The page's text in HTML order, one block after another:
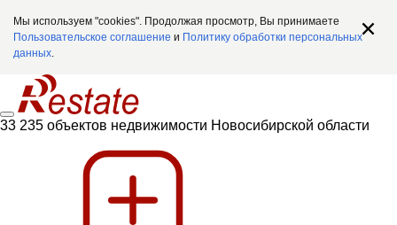
Мы используем "cookies". Продолжая просмотр, Вы принимаете
Пользовательское соглашение и Политику обработки персональных
данных.
33 235 объектов недвижимости Новосибирской области